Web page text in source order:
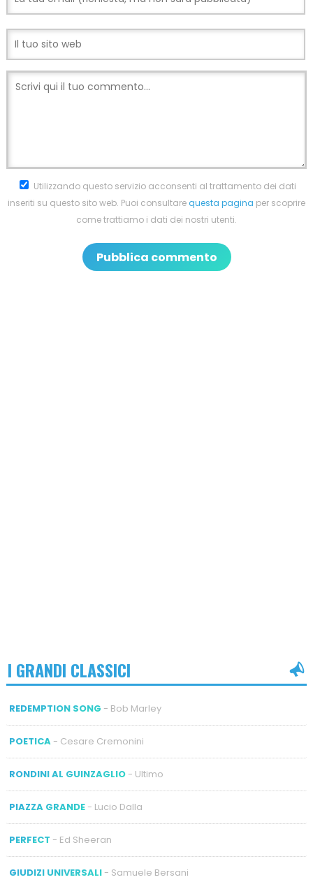
Utilizzando questo servizio acconsenti al trattamento dei dati
inseriti su questo sito web. Puoi consultarequesta pagina per scoprire
come trattiamo i dati dei nostri utenti.
I GRANDI CLASSICI
REDEMPTION SONG - Bob Marley
POETICA- Cesare Cremonini
RONDINI AL GUINZAGLIO- Ultimo
PIAZZA GRANDE- Lucio Dalla
PERFECT - Ed Sheeran
GIUDIZI UNIVERSALI- Samuele Bersani